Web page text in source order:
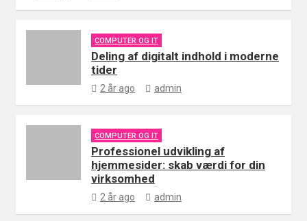
COMPUTER OG IT
Deling af digitalt indhold i moderne
tider
2 år ago admin
COMPUTER OG IT
Professionel udvikling af
hjemmesider: skab værdi for din
virksomhed
2 år ago admin